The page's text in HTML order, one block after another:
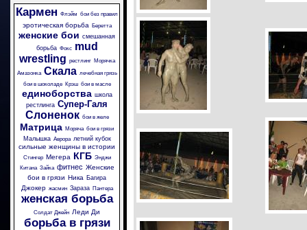
Кармен Флэйм бои без правил
эротическая борьба Беретта
женские бои смешанная
борьба Фокс
mud
wrestling рестлинг
Морячка
Амазонка Скала лечебная грязь
бои в шоколаде
Крэш бои в масле
единоборства школа
рестлинга Супер-Галя
Слоненок бои в желе
Матрица Моряча бои в грязи
Малышка Аврора летний кубок
сильные женщины в истории
Стингер Мегера КГБ Энджи
Китана Зайка фитнес Женские
бои в грязи Ника Багира
Джокер жасмин Зараза Пантера
женская борьба
Солдат Джейн Леди Ди
борьба в грязи